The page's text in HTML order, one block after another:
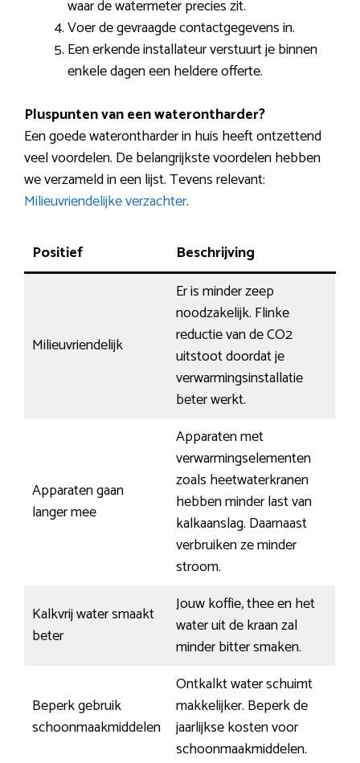
waar de watermeter precies zit.
Voer de gevraagde contactgegevens in.
Een erkende installateur verstuurt je binnen
enkele dagen een heldere offerte.
Pluspunten van een waterontharder?
Een goede waterontharder in huis heeft ontzettend
veel voordelen. De belangrijkste voordelen hebben
we verzameld in een lijst. Tevens relevant:
Milieuvriendelijke verzachter.
Positief Beschrijving
Milieuvriendelijk
Er is minder zeep
noodzakelijk. Flinke
reductie van de CO2
uitstoot doordat je
verwarmingsinstallatie
beter werkt.
Apparaten gaan
langer mee
Apparaten met
verwarmingselementen
zoals heetwaterkranen
hebben minder last van
kalkaanslag. Daarnaast
verbruiken ze minder
stroom.
Kalkvrij water smaakt
beter
Jouw koffie, thee en het
water uit de kraan zal
minder bitter smaken.
Beperk gebruik
schoonmaakmiddelen
Ontkalkt water schuimt
makkelijker. Beperk de
jaarlijkse kosten voor
schoonmaakmiddelen.